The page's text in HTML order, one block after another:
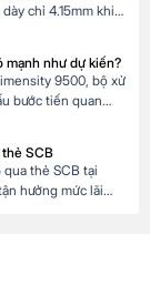
chỉ 4.15mm khi
và công nghệ
lại chuẩn mực
mạnh như dự kiến?
9500, bộ xử
bước tiến quan
hãng. Với kiến
vào hiệu suất,
tạo, Dimensity […]
thẻ SCB
thẻ SCB tại
hưởng mức lãi